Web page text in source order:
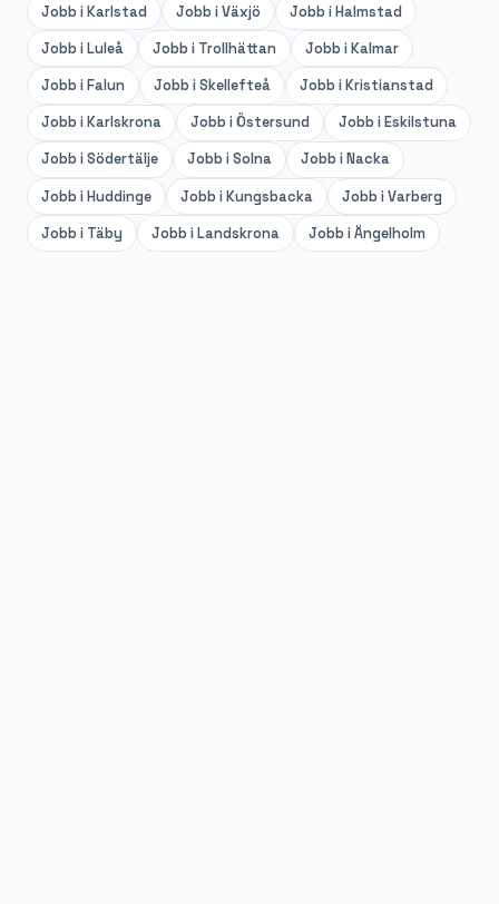
Jobb iKarlstad Jobb iVäxjö Jobb iHalmstad
Jobb iLuleå Jobb i Trollhättan Jobb iKalmar
Jobb iFalun Jobb iSkellefteå Jobb iKristianstad
Jobb iKarlskrona Jobb iÖstersund Jobb iEskilstuna
Jobb iSödertälje Jobb iSolna Jobb iNacka
Jobb iHuddinge Jobb iKungsbacka Jobb iVarberg
Jobb i Täby Jobb iLandskrona Jobb iÄngelholm